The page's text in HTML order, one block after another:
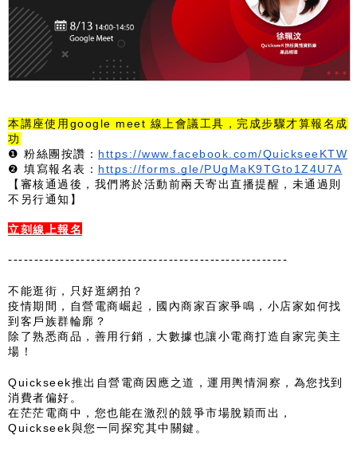
本講座使用google meet 線上會議工具，完成步驟才算報名成
功
❶ 粉絲團按讚： https://www.facebook.com/QuickseeKTW
❷ 填寫報名表： https://forms.gle/PUgMaK9TGto1Z4U7A
【審核通過後，我們將於活動前兩天寄出直播提醒，未通過則
不另行通知】
立刻線上報名
------------------------------------------------------
不能逛街，只好逛網拍？
疫情期間，自營電商崛起，國內商家百家爭鳴，小店家如何找
到客戶族群輪廓？
除了熟悉商品，善用行銷，大數據也讓小電商打造自家完美主
場！
Quickseek推出自營電商因應之道，運用輿情洞察，為您找到
消費者偏好。
在茫茫電商中，您也能在激烈的競爭市場脫穎而出，
Quickseek與您一同探究其中關鍵。